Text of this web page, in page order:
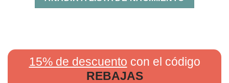
15% de descuento con el código
REBAJAS